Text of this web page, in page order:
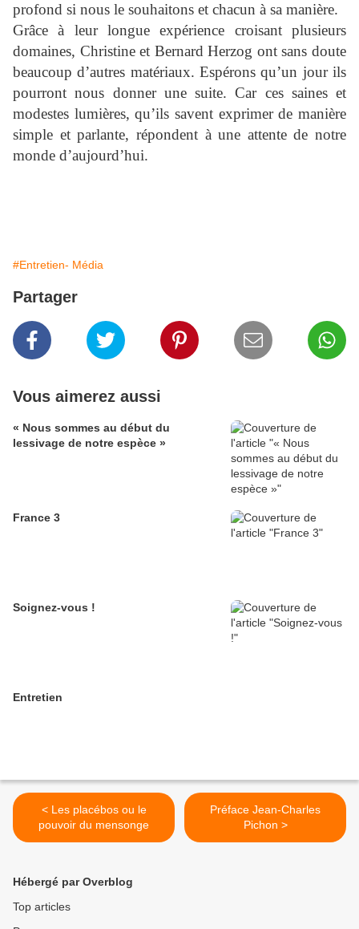
profond si nous le souhaitons et chacun à sa manière.
Grâce à leur longue expérience croisant plusieurs
domaines, Christine et Bernard Herzog ont sans doute
beaucoup d’autres matériaux. Espérons qu’un jour ils
pourront nous donner une suite. Car ces saines et
modestes lumières, qu’ils savent exprimer de manière
simple et parlante, répondent à une attente de notre
monde d’aujourd’hui.
#Entretien- Média
Partager
Vous aimerez aussi
« Nous sommes au début du
lessivage de notre espèce »
France 3
Soignez-vous !
Entretien
< Les placébos ou le
pouvoir du mensonge
Préface Jean-Charles
Pichon >
Hébergé par Overblog
Top articles